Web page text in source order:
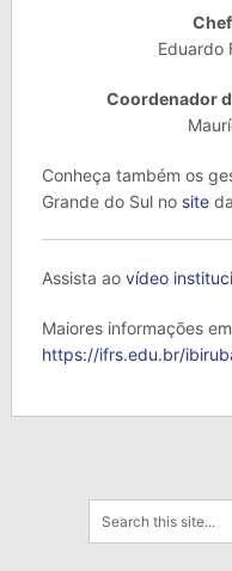
Eduardo
Coordenador
Conheça também os
Grande do Sul no site
Assista ao vídeo
Maiores informações
https://ifrs.edu.br/